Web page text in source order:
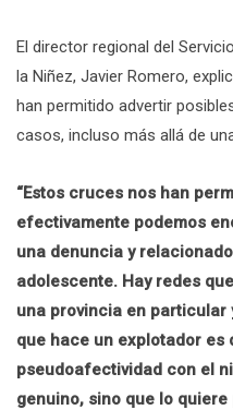
El director regional del
la Niñez, Javier Romero,
han permitido advertir
casos, incluso más allá de
“Estos cruces nos han
efectivamente podemos
una denuncia y
adolescente. Hay redes
una provincia en particular
que hace un explotador es
pseudoafectividad con el
genuino, sino que lo